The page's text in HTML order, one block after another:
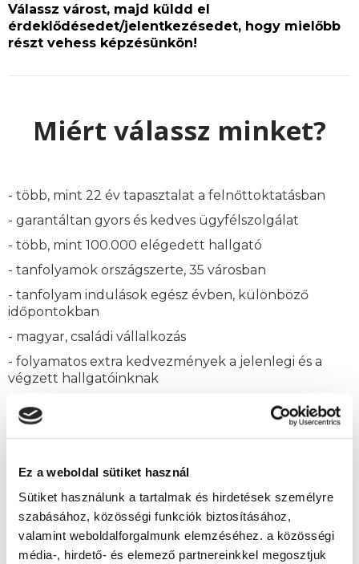
Ez a weboldal sütiket használ
Sütiket használunk a tartalmak és hirdetések személyre
szabásához, közösségi funkciók biztosításához,
valamint weboldalforgalmunk elemzéséhez. a közösségi
média-, hirdető- és elemező partnereinkkel megosztjuk
Válassz várost, majd küldd el
érdeklődésedet/jelentkezésedet, hogy mielőbb
részt vehess képzésünkön!
Miért válassz minket?
- több, mint 22 év tapasztalat a felnőttoktatásban
- garantáltan gyors és kedves ügyfélszolgálat
- több, mint 100.000 elégedett hallgató
- tanfolyamok országszerte, 35 városban
- tanfolyam indulások egész évben, különböző
időpontokban
- magyar, családi vállalkozás
- folyamatos extra kedvezmények a jelenlegi és a
végzett hallgatóinknak
- online képzések
HA JELENTKEZNI
SZERETNÉL, VAGY